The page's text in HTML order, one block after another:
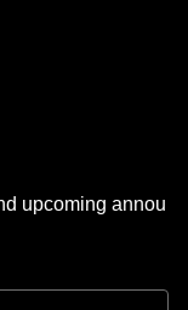
upcoming annou